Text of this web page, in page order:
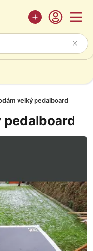
velký pedalboard
pedalboard